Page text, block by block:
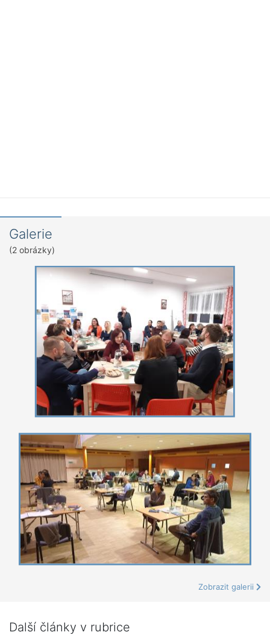
Galerie
(2 obrázky)
Zobrazit galerii
Další články v rubrice